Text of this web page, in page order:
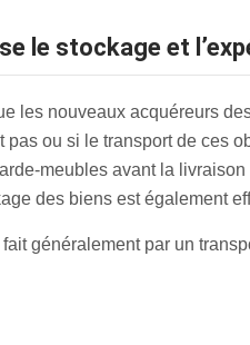
le stockage et
les nouveaux acquéreurs
ou si le transport de ces
meubles avant la
des biens est également
généralement par un